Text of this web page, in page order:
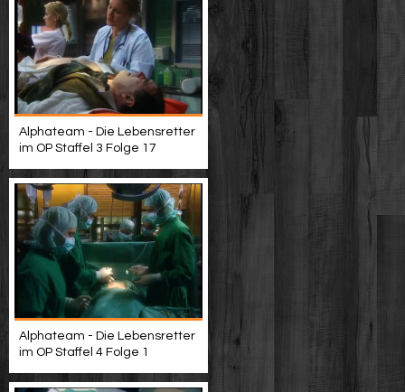
Alphateam - Die Lebensretter
im OP Staffel 3 Folge 17
Alphateam - Die Lebensretter
im OP Staffel 4 Folge 1